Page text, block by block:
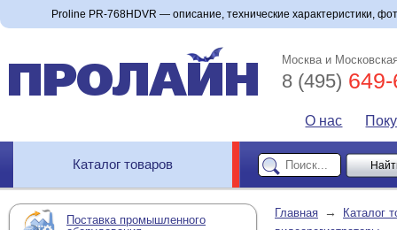
Proline PR-768HDVR — описание, технические характеристики,
Москва и
8 (495)
О нас
Каталог товаров
Поставка промышленного
Главная →
Каталог